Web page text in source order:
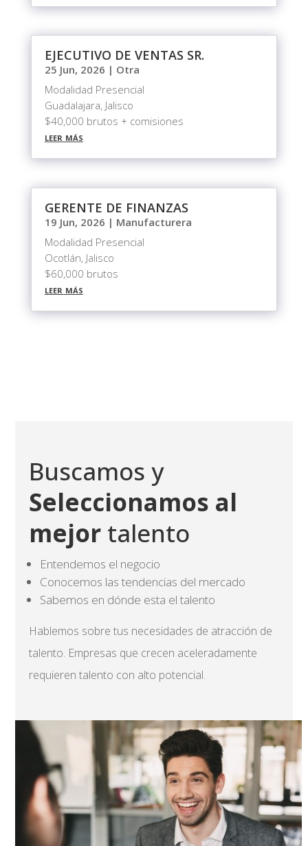
EJECUTIVO DE VENTAS SR.
25 Jun, 2026 | Otra
Modalidad Presencial
Guadalajara, Jalisco
$40,000 brutos + comisiones
leer más
GERENTE DE FINANZAS
19 Jun, 2026 | Manufacturera
Modalidad Presencial
Ocotlán, Jalisco
$60,000 brutos
leer más
Buscamos y
Seleccionamos al
mejor talento
Entendemos el negocio
Conocemos las tendencias del mercado
Sabemos en dónde esta el talento
Hablemos sobre tus necesidades de atracción de
talento. Empresas que crecen aceleradamente
requieren talento con alto potencial.